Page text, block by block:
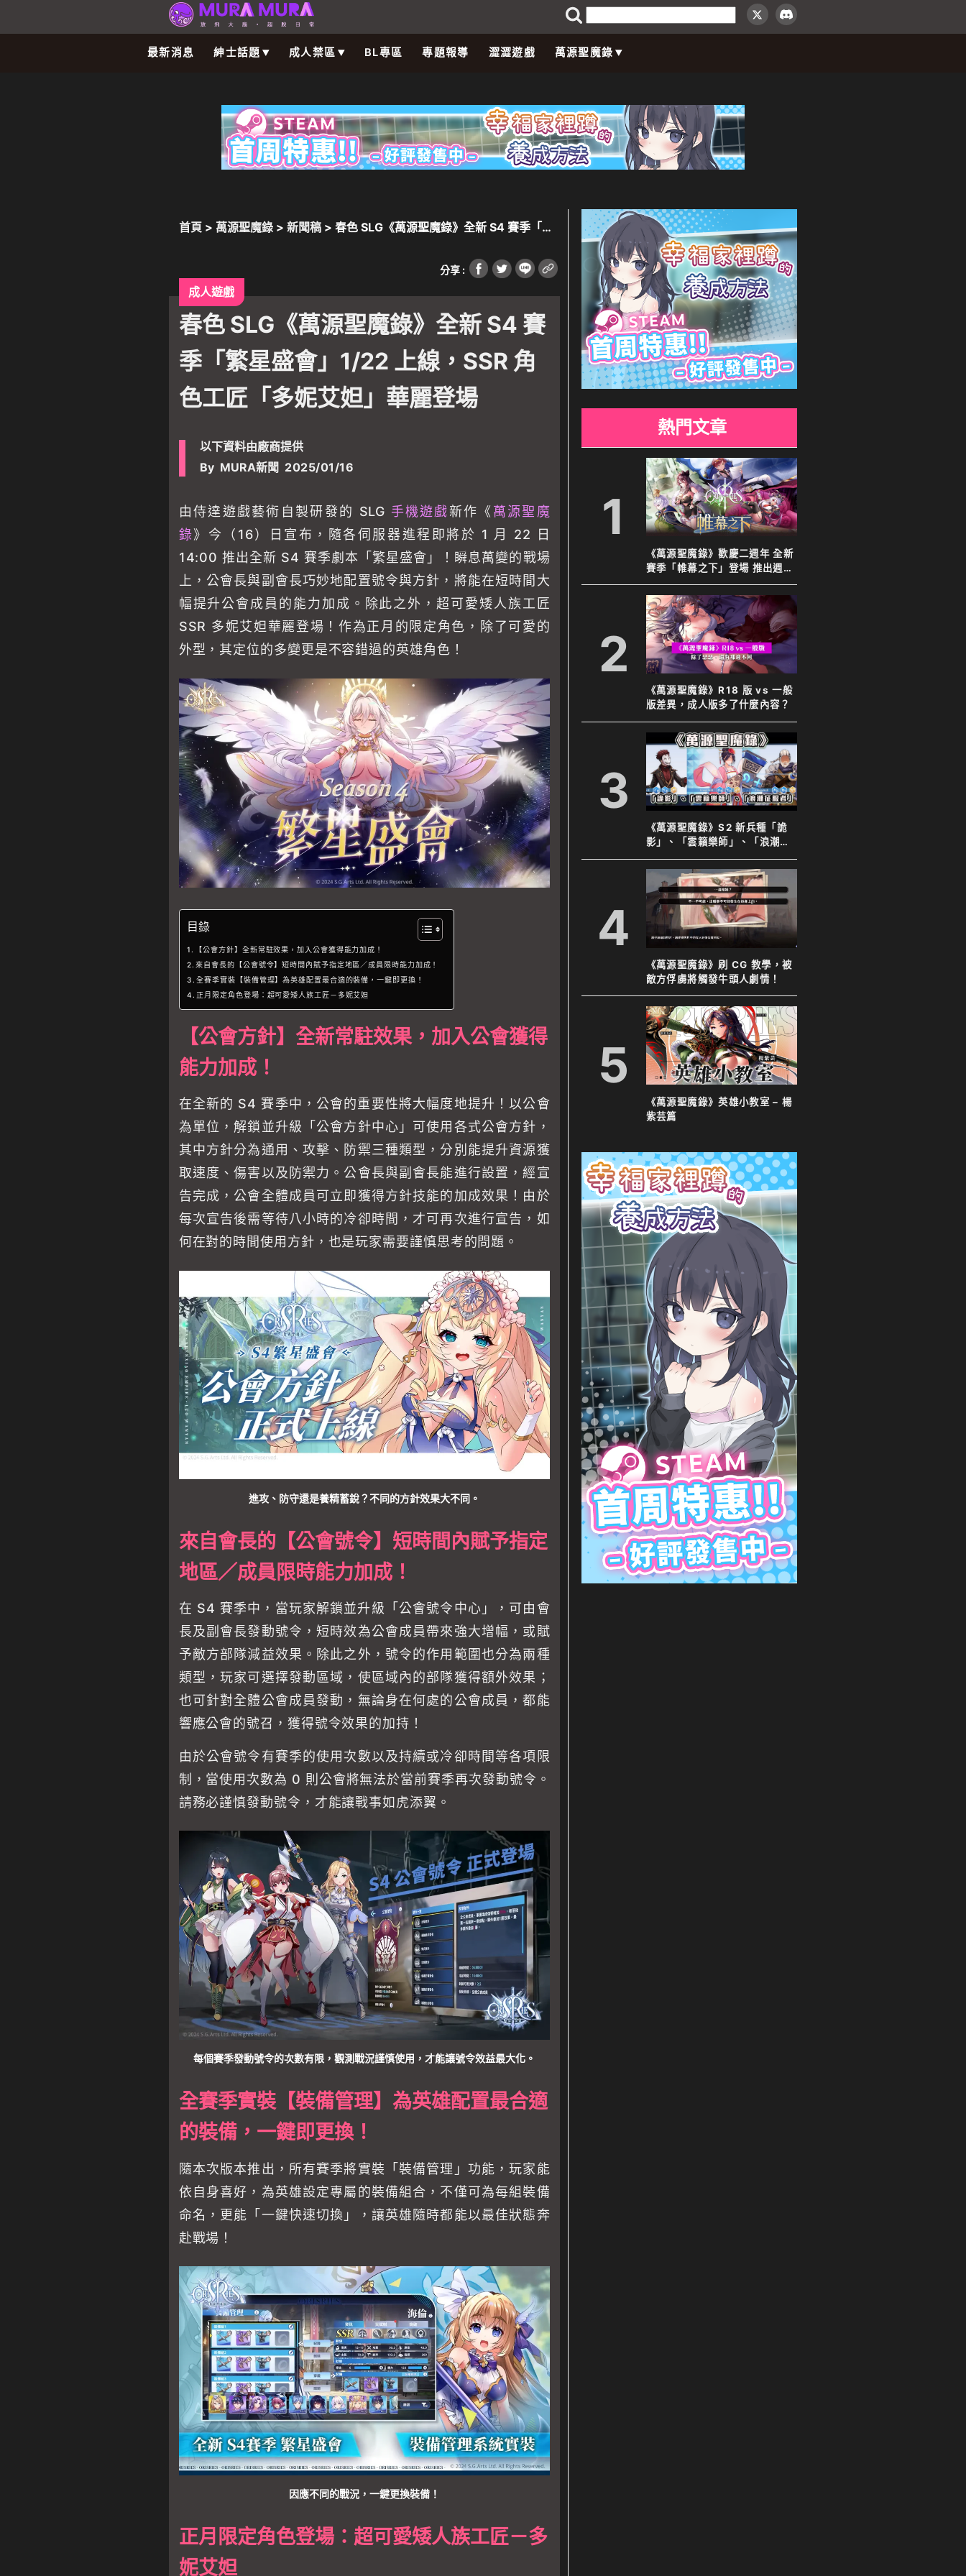
最新消息 紳士話題 成人禁區 BL專區 專題報導 澀澀遊戲 萬源聖魔錄
首頁 > 萬源聖魔錄> 新聞稿> 春色 SLG《萬源聖魔錄》全新 S4 賽季「繁
分享 :
成人遊戲
春色 SLG《萬源聖魔錄》全新 S4 賽
季「繁星盛會」1/22 上線，SSR 角
色工匠「多妮艾妲」華麗登場
以下資料由廠商提供
By MURA新聞 2025/01/16
由侍達遊戲藝術自製研發的 SLG 手機遊戲新作《 萬源聖魔
錄》今（16）日宣布，隨各伺服器進程即將於 1 月 22 日
14:00 推出全新 S4 賽季劇本「繁星盛會」！瞬息萬變的戰場
上，公會長與副會長巧妙地配置號令與方針，將能在短時間大
幅提升公會成員的能力加成。除此之外，超可愛矮人族工匠
SSR 多妮艾妲華麗登場！作為正月的限定角色，除了可愛的
外型，其定位的多變更是不容錯過的英雄角色！
目錄
【公會方針】全新常駐效果，加入公會獲得能力加成！
來自會長的【公會號令】短時間內賦予指定地區／成員限時能力加成！
全賽季實裝【裝備管理】為英雄配置最合適的裝備，一鍵即更換！
正月限定角色登場：超可愛矮人族工匠－多妮艾妲
【公會方針】全新常駐效果，加入公會獲得
能力加成！
在全新的 S4 賽季中，公會的重要性將大幅度地提升！以公會
為單位，解鎖並升級「公會方針中心」可使用各式公會方針，
其中方針分為通用、攻擊、防禦三種類型，分別能提升資源獲
取速度、傷害以及防禦力。公會長與副會長能進行設置，經宣
告完成，公會全體成員可立即獲得方針技能的加成效果！由於
每次宣告後需等待八小時的冷卻時間，才可再次進行宣告，如
何在對的時間使用方針，也是玩家需要謹慎思考的問題。
進攻、防守還是養精蓄銳？不同的方針效果大不同。
來自會長的【公會號令】短時間內賦予指定
地區／成員限時能力加成！
在 S4 賽季中，當玩家解鎖並升級「公會號令中心」，可由會
長及副會長發動號令，短時效為公會成員帶來強大增幅，或賦
予敵方部隊減益效果。除此之外，號令的作用範圍也分為兩種
類型，玩家可選擇發動區域，使區域內的部隊獲得額外效果；
也可針對全體公會成員發動，無論身在何處的公會成員，都能
響應公會的號召，獲得號令效果的加持！
由於公會號令有賽季的使用次數以及持續或冷卻時間等各項限
制，當使用次數為 0 則公會將無法於當前賽季再次發動號令。
請務必謹慎發動號令，才能讓戰事如虎添翼。
每個賽季發動號令的次數有限，觀測戰況謹慎使用，才能讓號令效益最大化。
全賽季實裝【裝備管理】為英雄配置最合適
的裝備，一鍵即更換！
隨本次版本推出，所有賽季將實裝「裝備管理」功能，玩家能
依自身喜好，為英雄設定專屬的裝備組合，不僅可為每組裝備
命名，更能「一鍵快速切換」，讓英雄隨時都能以最佳狀態奔
赴戰場！
因應不同的戰況，一鍵更換裝備！
正月限定角色登場：超可愛矮人族工匠－多
妮艾妲
熱門文章
1
《萬源聖魔錄》歡慶二週年 全新
賽季「帷幕之下」登場 推出週年
特別活動以及限定英雄「上官靖
兒」
2
《萬源聖魔錄》R18 版 vs 一般
版差異，成人版多了什麼內容？
3
《萬源聖魔錄》S2 新兵種「詭
影」、「雲籟樂師」、「浪潮征
服者」完整介紹
4
《萬源聖魔錄》刷 CG 教學，被
敵方俘虜將觸發牛頭人劇情！
5
《萬源聖魔錄》英雄小教室 – 楊
紫芸篇